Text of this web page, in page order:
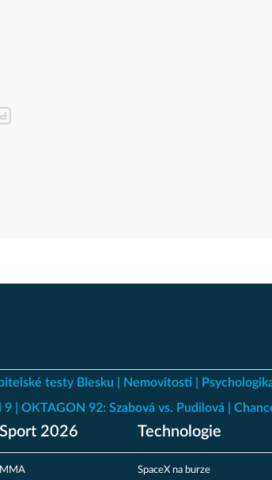
testy Blesku Nemovitosti
9 OKTAGON 92: Szabová vs. Pudilová
Sport 2026
MMA
Technologie
SpaceX na burze